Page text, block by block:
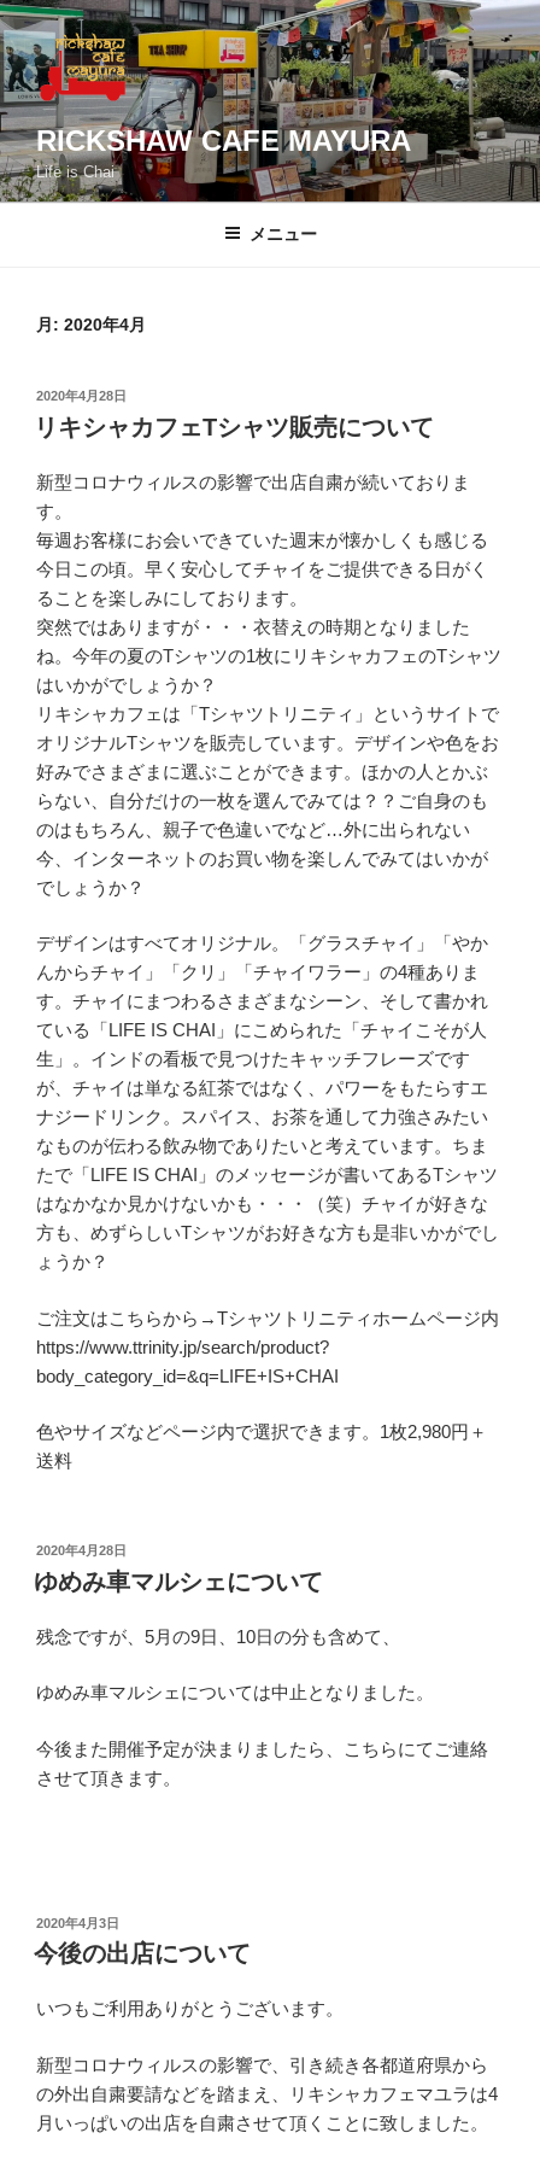
コ
ン
テ
ン
ツ
へ
ス
RICKSHAW CAFE MAYURA
Life is Chai
メニュー
月: 2020年4月
投
稿
日:
2020年4月28日
リキシャカフェTシャツ販売について
新型コロナウィルスの影響で出店自粛が続いておりま
す。
毎週お客様にお会いできていた週末が懐かしくも感じる
今日この頃。早く安心してチャイをご提供できる日がく
ることを楽しみにしております。
突然ではありますが・・・衣替えの時期となりました
ね。今年の夏のTシャツの1枚にリキシャカフェのTシャツ
はいかがでしょうか？
リキシャカフェは「Tシャツトリニティ」というサイトで
オリジナルTシャツを販売しています。デザインや色をお
好みでさまざまに選ぶことができます。ほかの人とかぶ
らない、自分だけの一枚を選んでみては？？ご自身のも
のはもちろん、親子で色違いでなど…外に出られない
今、インターネットのお買い物を楽しんでみてはいかが
でしょうか？
デザインはすべてオリジナル。「グラスチャイ」「やか
んからチャイ」「クリ」「チャイワラー」の4種ありま
す。チャイにまつわるさまざまなシーン、そして書かれ
ている「LIFE IS CHAI」にこめられた「チャイこそが人
生」。インドの看板で見つけたキャッチフレーズです
が、チャイは単なる紅茶ではなく、パワーをもたらすエ
ナジードリンク。スパイス、お茶を通して力強さみたい
なものが伝わる飲み物でありたいと考えています。ちま
たで「LIFE IS CHAI」のメッセージが書いてあるTシャツ
はなかなか見かけないかも・・・（笑）チャイが好きな
方も、めずらしいTシャツがお好きな方も是非いかがでし
ょうか？
ご注文はこちらから→Tシャツトリニティホームページ内
https://www.ttrinity.jp/search/product?
body_category_id=&q=LIFE+IS+CHAI
色やサイズなどページ内で選択できます。1枚2,980円＋
送料
投
稿
日:
2020年4月28日
ゆめみ車マルシェについて
残念ですが、5月の9日、10日の分も含めて、
ゆめみ車マルシェについては中止となりました。
今後また開催予定が決まりましたら、こちらにてご連絡
させて頂きます。
投
稿
日:
2020年4月3日
今後の出店について
いつもご利用ありがとうございます。
新型コロナウィルスの影響で、引き続き各都道府県から
の外出自粛要請などを踏まえ、リキシャカフェマユラは4
月いっぱいの出店を自粛させて頂くことに致しました。